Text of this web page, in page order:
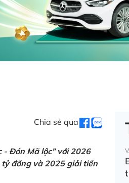
Chia sẻ qua
- Đón Mã lộc” với 2026
đồng và 2025 giải tiền